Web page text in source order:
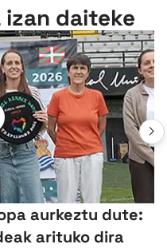
izan daiteke
aurkeztu dute:
arituko dira